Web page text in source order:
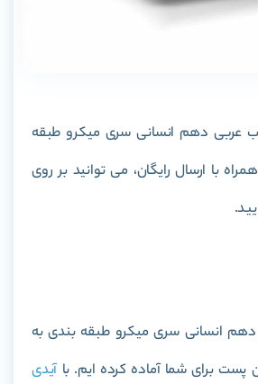
عربی دهم انسانی سری میکرو طبقه
با ارسال رایگان، می توانید بر روی
دهم انسانی سری میکرو طبقه بندی به
آیدی